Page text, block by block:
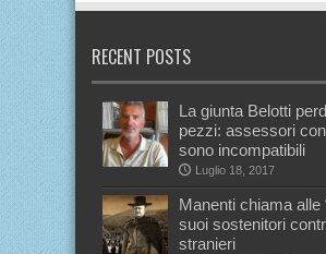
RECENT POSTS
La giunta Belotti
pezzi: assessori
sono incompatibili
Luglio 18, 2017
Manenti chiama alle
suoi sostenitori
stranieri